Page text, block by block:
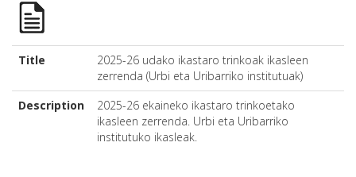
Title
2025-26 udako ikastaro trinkoak ikasleen
zerrenda (Urbi eta Uribarriko institutuak)
Description
2025-26 ekaineko ikastaro trinkoetako
ikasleen zerrenda. Urbi eta Uribarriko
institutuko ikasleak.